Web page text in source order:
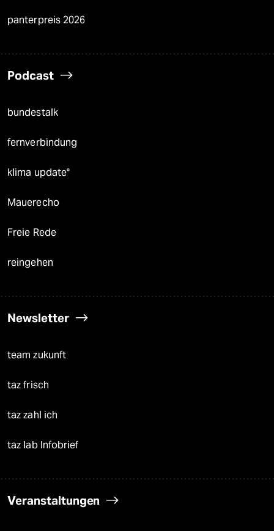
panterpreis 2026
Podcast
bundestalk
fernverbindung
klima update°
Mauerecho
Freie Rede
reingehen
Newsletter
team zukunft
taz frisch
taz zahl ich
taz lab Infobrief
Veranstaltungen